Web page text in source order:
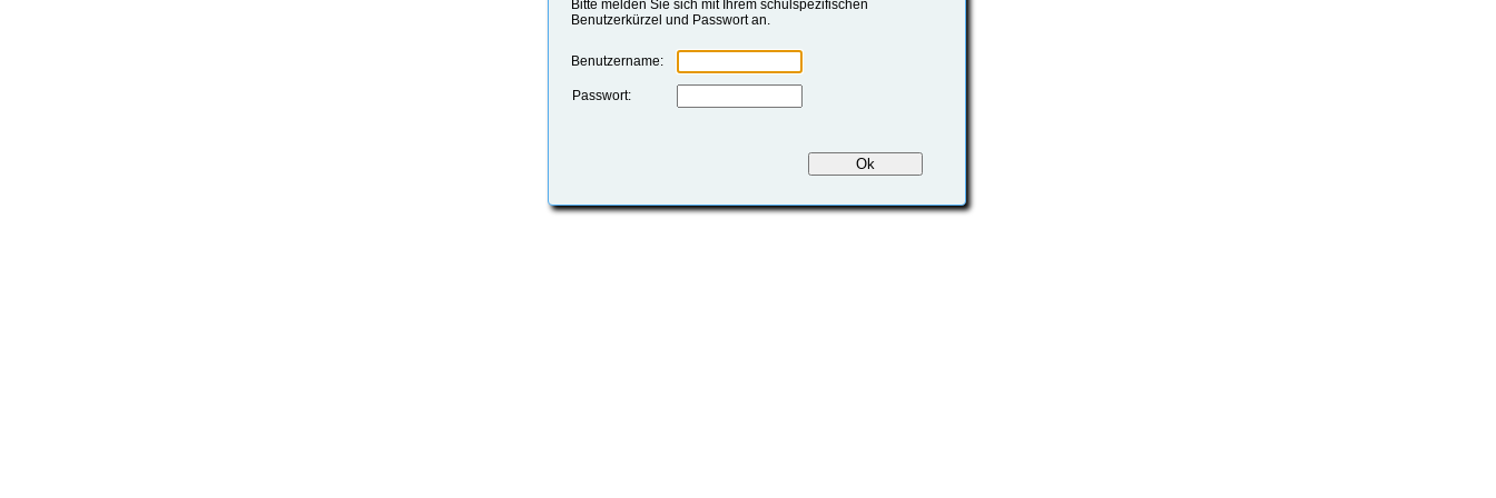
Bitte melden Sie sich mit Ihrem schulspezifischen
Benutzerkürzel und Passwort an.
Benutzername:
Passwort: